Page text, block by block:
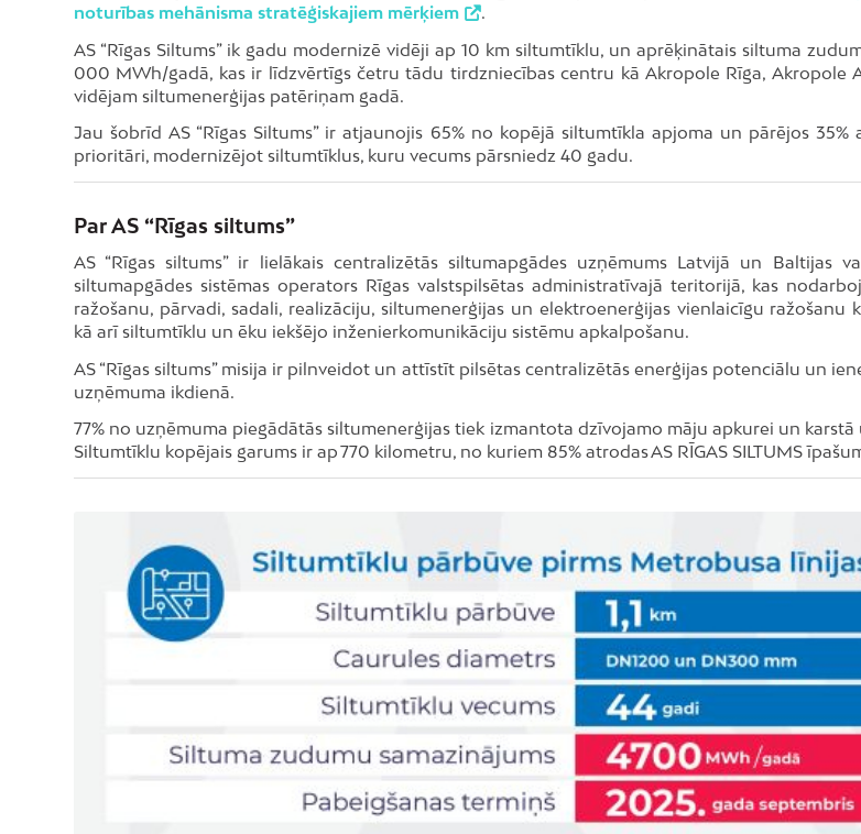
noturības mehānisma stratēģiskajiem mērķiem
.
AS “Rīgas Siltums” ik gadu modernizē vidēji ap 10 km siltumtīklu, un aprēķinātais siltuma
000 MWh/gadā, kas ir līdzvērtīgs četru tādu tirdzniecības centru kā Akropole Rīga, Akropole
vidējam siltumenerģijas patēriņam gadā.
Jau šobrīd AS “Rīgas Siltums” ir atjaunojis 65% no kopējā siltumtīkla apjoma un pārējos 35%
prioritāri, modernizējot siltumtīklus, kuru vecums pārsniedz 40 gadu.
Par AS “Rīgas siltums”
AS “Rīgas siltums” ir lielākais centralizētās siltumapgādes uzņēmums Latvijā un Baltijas
siltumapgādes sistēmas operators Rīgas valstspilsētas administratīvajā teritorijā, kas
ražošanu, pārvadi, sadali, realizāciju, siltumenerģijas un elektroenerģijas vienlaicīgu ražošanu
kā arī siltumtīklu un ēku iekšējo inženierkomunikāciju sistēmu apkalpošanu.
AS “Rīgas siltums” misija ir pilnveidot un attīstīt pilsētas centralizētās enerģijas potenciālu un
uzņēmuma ikdienā.
77% no uzņēmuma piegādātās siltumenerģijas tiek izmantota dzīvojamo māju apkurei un karstā
Siltumtīklu kopējais garums ir ap 770 kilometru, no kuriem 85% atrodas AS RĪGAS SILTUMS